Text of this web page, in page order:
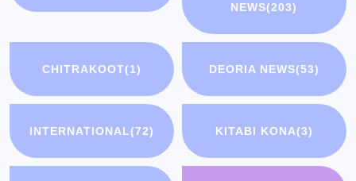
NEWS(203)
CHITRAKOOT(1) DEORIA NEWS(53)
INTERNATIONAL(72) KITABI KONA(3)